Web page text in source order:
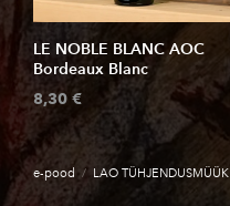
LE NOBLE BLANC AOC
Bordeaux Blanc
8,30 €
e-pood / LAO TÜHJENDUSMÜÜK